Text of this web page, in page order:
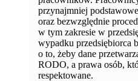
przynajmniej
oraz bezwzględnie
w tym zakresie w
wypadku przedsiębiorca
o to, żeby dane
RODO, a prawa osób,
respektowane.